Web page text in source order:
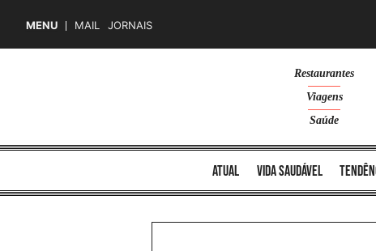
MENU MAIL JORNAIS
Restaurantes
Viagens
Saúde
atual vida saudável